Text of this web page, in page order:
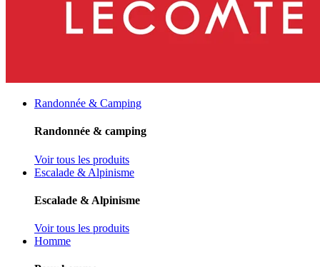
Randonnée & Camping
Randonnée & camping
Voir tous les produits
Escalade & Alpinisme
Escalade & Alpinisme
Voir tous les produits
Homme